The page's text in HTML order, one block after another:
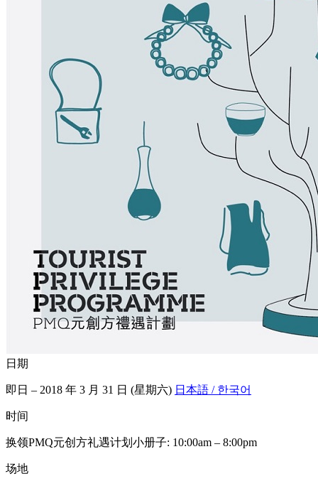
日期
即日 – 2018 年 3 月 31 日 (星期六) 日本語 / 한국어
时间
换领PMQ元创方礼遇计划小册子: 10:00am – 8:00pm
场地